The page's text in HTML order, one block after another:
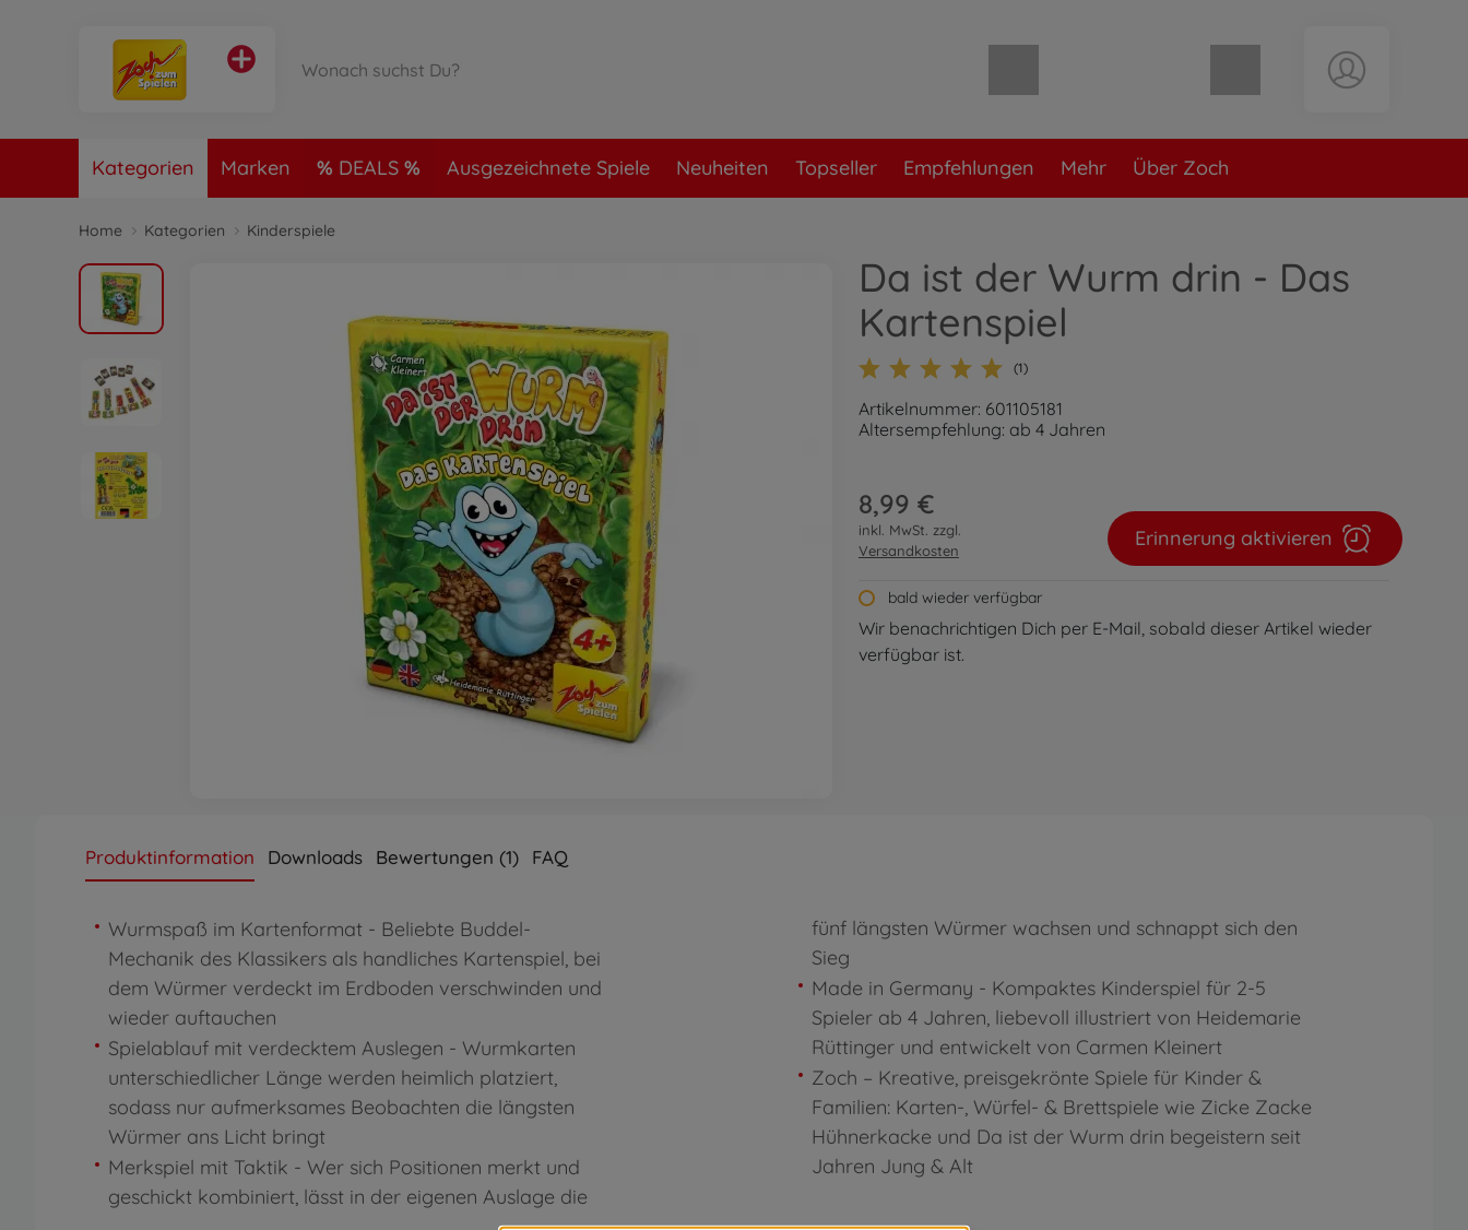
Warenkorb leer
Kategorien Marken DEALS Ausgezeichnete Spiele Neuheiten Topseller Empfehlungen Mehr Über Zoch
Home Kategorien Kinderspiele
Da ist der Wurm drin - Das
Kartenspiel
(1)
Artikelnummer: 601105181
Altersempfehlung: ab 4 Jahren
8,99 €
inkl. MwSt. zzgl.
Versandkosten
bald wieder verfügbar
Wir benachrichtigen Dich per E-Mail, sobald dieser Artikel wieder
verfügbar ist.
Erinnerung aktivieren
Produktinformation Downloads Bewertungen (1) FAQ
Wurmspaß im Kartenformat - Beliebte Buddel-
Mechanik des Klassikers als handliches Kartenspiel, bei
dem Würmer verdeckt im Erdboden verschwinden und
wieder auftauchen
Spielablauf mit verdecktem Auslegen - Wurmkarten
unterschiedlicher Länge werden heimlich platziert,
sodass nur aufmerksames Beobachten die längsten
Würmer ans Licht bringt
Merkspiel mit Taktik - Wer sich Positionen merkt und
geschickt kombiniert, lässt in der eigenen Auslage die
fünf längsten Würmer wachsen und schnappt sich den
Sieg
Made in Germany - Kompaktes Kinderspiel für 2-5
Spieler ab 4 Jahren, liebevoll illustriert von Heidemarie
Rüttinger und entwickelt von Carmen Kleinert
Zoch – Kreative, preisgekrönte Spiele für Kinder &
Familien: Karten-, Würfel- & Brettspiele wie Zicke Zacke
Hühnerkacke und Da ist der Wurm drin begeistern seit
Jahren Jung & Alt